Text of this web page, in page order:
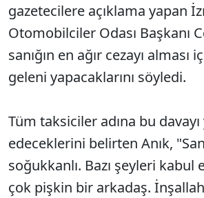
gazetecilere açıklama yapan
Otomobilciler Odası Başkanı
sanığın en ağır cezayı alması
geleni yapacaklarını söyledi.
Tüm taksiciler adına bu
edeceklerini belirten Anık,
soğukkanlı. Bazı şeyleri kabul
çok pişkin bir arkadaş.